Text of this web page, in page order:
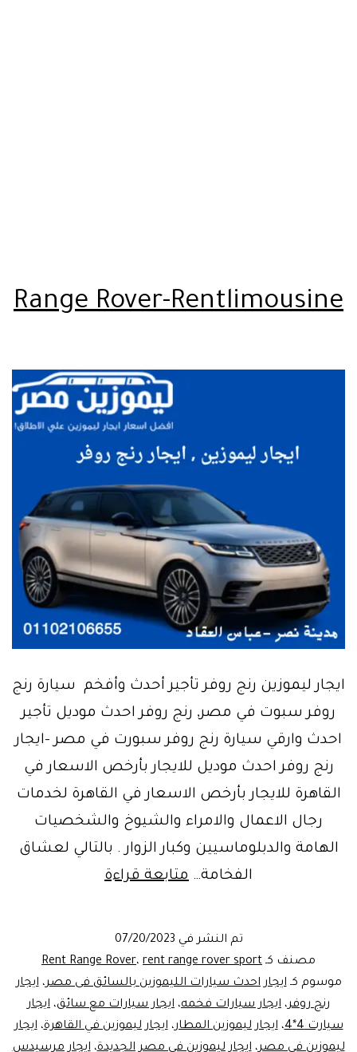
Range Rover-Rentlimousine
ايجار ليموزين رنج روفر تأجير أحدث وأفخم سيارة رنج
روفر سبوت في مصر, رنج روفر احدث موديل تأجير
احدث وارقي سيارة رنج روفر سبورت في مصر –ايجار
رنج روفر احدث موديل للايجار بأرخص الاسعار في
القاهرة للايجار بأرخص الاسعار في القاهرة لخدمات
رجال الاعمال والامراء والشيوخ والشخصيات
الهامة والدبلوماسيين وكبار الزوار . بالتالي لعشاق
الفخامة… متابعة قراءةRange
تم النشر في 07/20/2023
مصنف كـ
Rent Range Rover، rent range rover sport
موسوم كـايجار احدث سيارات الليموزين بالسائق فى مصر،ايجار
رنج روفر، ايجار سيارات فخمه، ايجار سيارات مع سائق، ايجار
سيارت 4*4
،ايجار ليموزين المطار،ايجار ليموزين في القاهرة،ايجار
ليموزين في مصر،ايجار ليموزين في مصر الجديدة،ايجار مرسيدس